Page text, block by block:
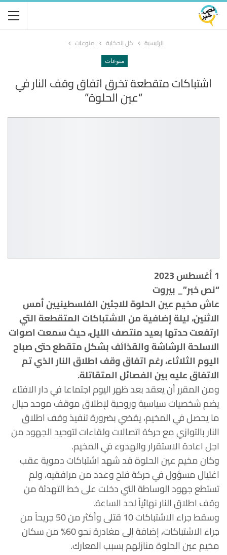
الرئيسية كل الحكاية منوعات
منوعات
اشتباكات متقطعة تخرق اتفاق وقف النار في
“عين الحلوة”
1 أغسطس 2023
“نص خبر”_ بيروت
عاش مخيم عين الحلوة للاجئين الفلسطينيين أمس
الاثنين، ليلة إضافية من الاشتباكات المتقطعة التي
ارتفعت حدتها بعيد منتصف الليل، حيث سمعت اصوات
الاسلحة الرشاشة والقذائف بشكل متقطع حتى صباح
اليوم الثلاثاء، رغم اتفاق وقف اطلاق النار الذي تم
الاتفاق عليه بين الفصائل المتقاتلة.
ومن المقرر أن يعقد بعد ظهر اليوم اجتماعا في دار الافتاء
يضم شخصيات سياسية وروحية لإطلاق موقف موحد حيال
ما يحصل في المخيم، يقضي بضرورة تنفيذ وقف اطلاق
النار بالتوازي مع حركة اتصالات ولقاءات لتوحيد الجهود من
اجل اعادة الاستقرار والهدوء في المخيم.
وكان مخيم عين الحلوة قد شهد اشتباكات دموية عقب
اغتيال مسؤول في حركة فتح وعدد من مرافقيه، ولم
تستطع جهود الوساطة التي دخلت على خط التهدئة من
وقف اطلاق النار نهائياً لحد الساعة.
وسقط جراء الاشتباكات 10 قتلى وأكثر من 50 جريحاً من
جراء الاشتباكات، إضافة إلى مغادرة نحو 60% من سكان
مخيم عين الحلوة منازلهم بسبب المعارك.